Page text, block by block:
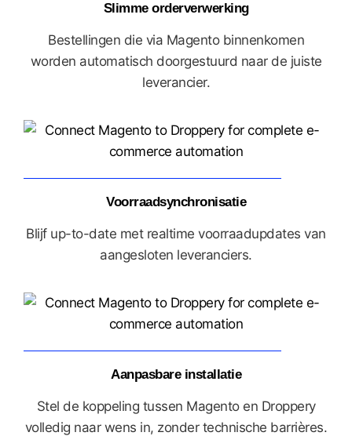
Slimme orderverwerking
Bestellingen die via Magento binnenkomen
worden automatisch doorgestuurd naar de juiste
leverancier.
Voorraadsynchronisatie
Blijf up-to-date met realtime voorraadupdates van
aangesloten leveranciers.
Aanpasbare installatie
Stel de koppeling tussen Magento en Droppery
volledig naar wens in, zonder technische barrières.